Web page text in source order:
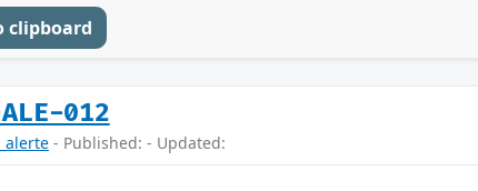
clipboard
012
- Published: - Updated: